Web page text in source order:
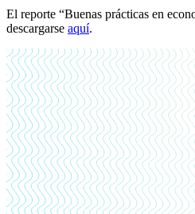
El reporte “Buenas prácticas en
descargarse aquí.